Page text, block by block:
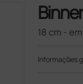
18 cm -
Informações